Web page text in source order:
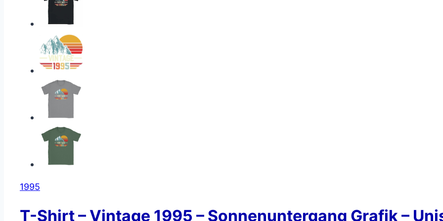
1995
T-Shirt – Vintage 1995 – Sonnenuntergang Grafik –